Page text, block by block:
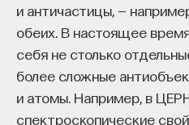
и античастицы, —
обеих. В настоящее
себя не столько
более сложные
и атомы. Например, в
спектроскопические